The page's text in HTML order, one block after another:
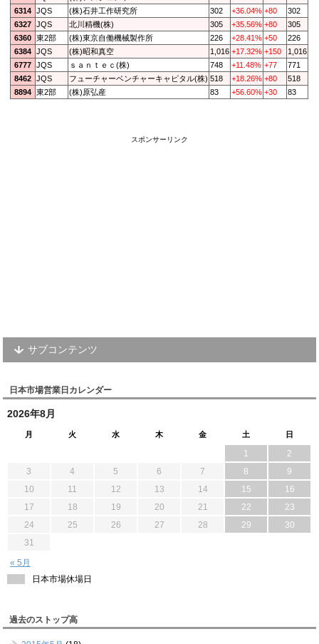
6314
JQS (株)石井工作研究所 302 +36.04% +80
302
6327
JQS 北川精機(株) 305 +35.56% +80
305
6360
東2部 (株)東京自働機械製作所 226 +28.41% +50
226
6384
JQS (株)昭和真空 1,016 +17.32% +150
1,016
6777
JQS ｓａｎｔｅｃ(株) 748 +11.48% +77
771
8462
JQS フューチャーベンチャーキャピタル(株) 518 +18.26% +80
518
8894
東2部 (株)原弘産 83 +56.60% +30 83
スポンサーリンク
サブコンテンツ
日本市場営業日カレンダー
2026年8月
月 火 水 木 金 土 日
« 5月
1
2
3
4 5 6 7 8
9
10
11 12 13 14 15
16
17
18 19 20 21 22
23
24
25 26 27 28 29
30
31
日本市場休場日
過去のストップ高